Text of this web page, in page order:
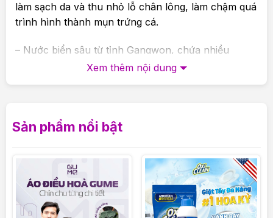
làm sạch da và thu nhỏ lỗ chân lông, làm chậm quá
trình hình thành mụn trứng cá.
– Nước biển sâu từ tỉnh Gangwon, chứa nhiều
khoáng chất và giàu oxy. Vùng nước sâu Biển Đông
hữu ích, có tác dụng giữ ẩm và làm mới, đẩy nhanh
tố và chữa lành da.
-Nhựa cây bạch dương cải thiện làn da và làm cho
da mềm mại hơn, giúp làm mờ các vết tàn nhang và
đồi mồi, giúp điều trị mụn trứng cá, bong tróc và
Xem thêm nội dung
Sản phẩm nổi bật